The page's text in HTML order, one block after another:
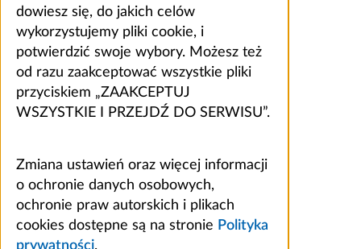
dowiesz się, do jakich celów
wykorzystujemy pliki cookie, i
potwierdzić swoje wybory. Możesz też
od razu zaakceptować wszystkie pliki
przyciskiem „ZAAKCEPTUJ
WSZYSTKIE I PRZEJDŹ DO SERWISU”.
Zmiana ustawień oraz więcej informacji
o ochronie danych osobowych,
ochronie praw autorskich i plikach
cookies dostępne są na stronie Polityka
prywatności.